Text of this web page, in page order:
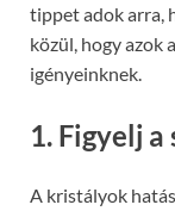
tippet adok arra,
közül, hogy azok
igényeinknek.
1. Figyelj
A kristályok